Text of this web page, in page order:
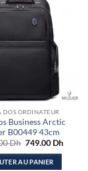
DOS ORDINATEUR
Business Arctic
B00449 43cm
Dh Le
initial
était :
749.00 DhLe
AU PANIER